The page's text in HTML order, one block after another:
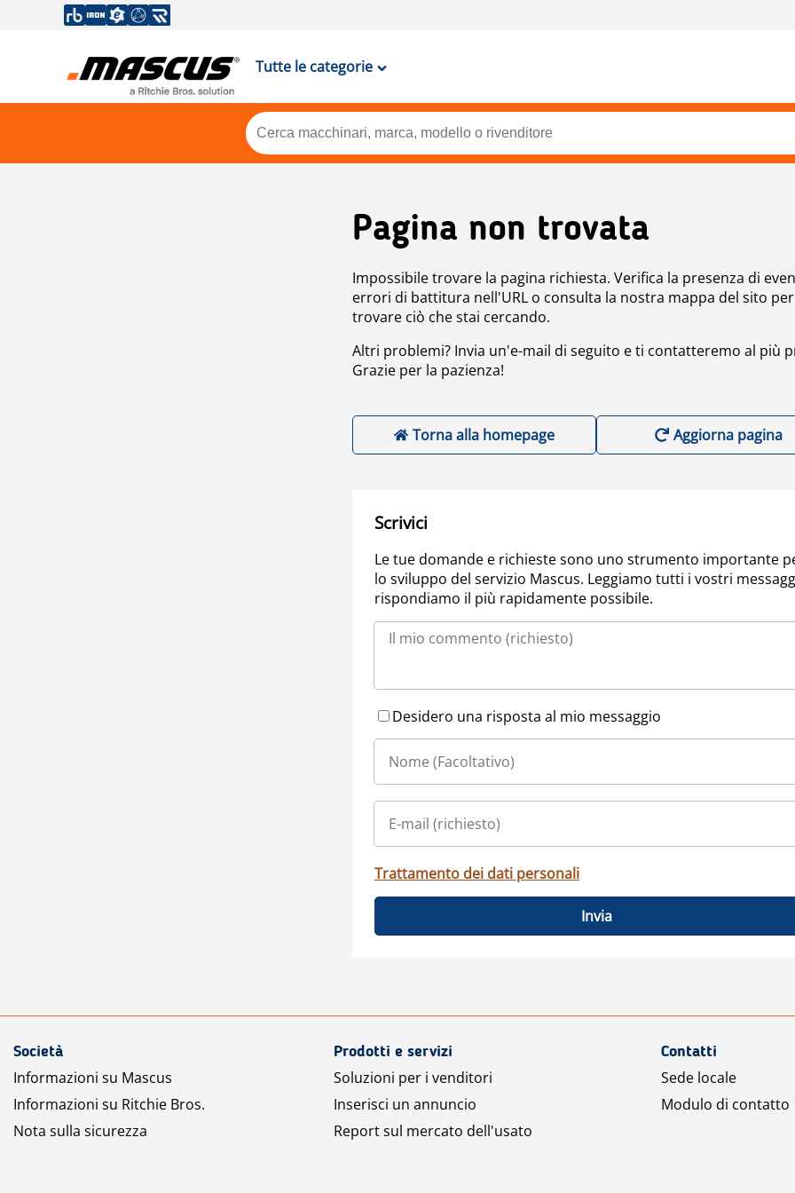
Tutte le categorie
Pagina non trovata
Impossibile trovare la pagina richiesta. Verifica la presenza di
errori di battitura nell'URL o consulta la nostra mappa del sito per
trovare ciò che stai cercando.
Altri problemi? Invia un'e-mail di seguito e ti contatteremo al più
Grazie per la pazienza!
Torna alla homepage Aggiorna pagina
Scrivici
Le tue domande e richieste sono uno strumento importante
lo sviluppo del servizio Mascus. Leggiamo tutti i vostri
rispondiamo il più rapidamente possibile.
Desidero una risposta al mio messaggio
Trattamento dei dati personali
Invia
Società
Informazioni su Mascus
Informazioni su Ritchie Bros.
Nota sulla sicurezza
Prodotti e servizi
Soluzioni per i venditori
Inserisci un annuncio
Report sul mercato dell'usato
Contatti
Sede locale
Modulo di contatto